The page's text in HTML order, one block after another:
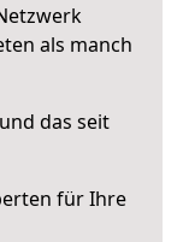
als manch
das seit
für Ihre